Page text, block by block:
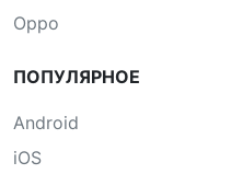
Oppo
ПОПУЛЯРНОЕ
Android
iOS